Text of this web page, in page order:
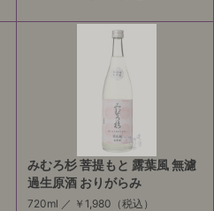
みむろ杉 菩提もと 露葉風 無濾
過生原酒 おりがらみ
720ml ／ ￥1,980 （税込）